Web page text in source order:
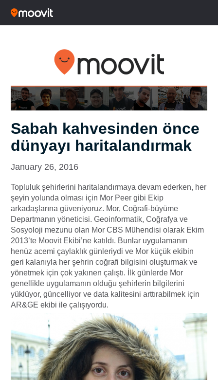
Sabah kahvesinden önce
dünyayı haritalandırmak
January 26, 2016
Topluluk şehirlerini haritalandırmaya devam ederken, her
şeyin yolunda olması için Mor Peer gibi Ekip
arkadaşlarına güveniyoruz. Mor, Coğrafi-büyüme
Departmanın yöneticisi. Geoinformatik, Coğrafya ve
Sosyoloji mezunu olan Mor CBS Mühendisi olarak Ekim
2013’te Moovit Ekibi’ne katıldı. Bunlar uygulamanın
henüz acemi çaylaklık günleriydi ve Mor küçük ekibin
geri kalanıyla her şehrin coğrafi bilgisini oluşturmak ve
yönetmek için çok yakınen çalıştı. İlk günlerde Mor
genellikle uygulamanın olduğu şehirlerin bilgilerini
yüklüyor, güncelliyor ve data kalitesini arttırabilmek için
AR&GE ekibi ile çalışıyordu.